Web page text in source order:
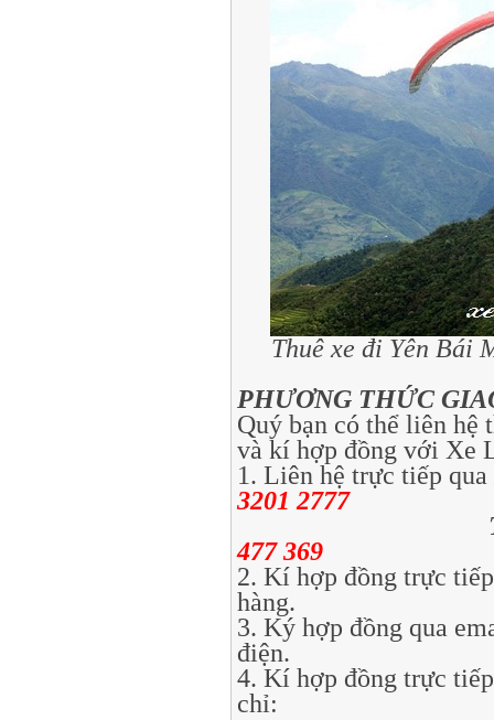
Thuê xe đi Yên Bái
PHƯƠNG THỨC
Quý bạn có thể liên hệ
và kí hợp đồng với Xe
1. Liên hệ trực tiếp qua
3201 2777
TƯ
477 369
2. Kí hợp đồng trực
hàng.
3. Ký hợp đồng qua
điện.
4. Kí hợp đồng trực
chỉ: